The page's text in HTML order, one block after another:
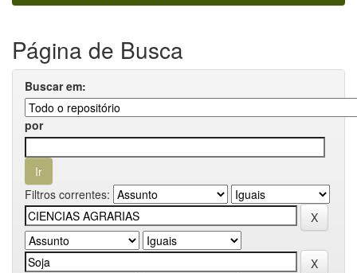
Página de Busca
Buscar em:
por
Filtros correntes: